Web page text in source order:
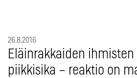
26.8.2016
Eläinrakkaiden
piikkisika – reaktio on